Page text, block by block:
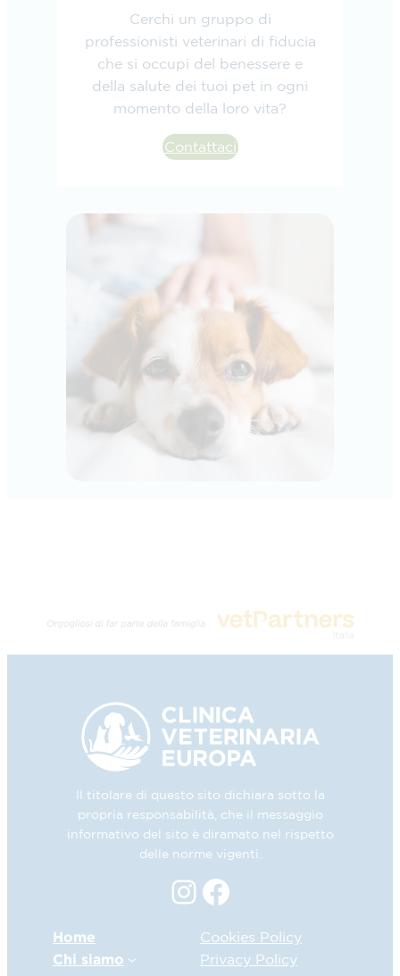
Cerchi un gruppo di
professionisti veterinari di fiducia
che si occupi del benessere e
della salute dei tuoi pet in ogni
momento della loro vita?
Contattaci
Il titolare di questo sito dichiara sotto la
propria responsabilità, che il messaggio
informativo del sito è diramato nel rispetto
delle norme vigenti.
Instagram
Facebook
Home
Chi siamo
Cookies Policy
Privacy Policy